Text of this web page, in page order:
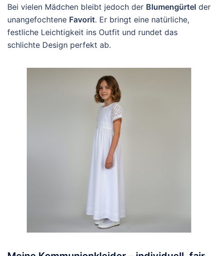
Bei vielen Mädchen bleibt jedoch der Blumengürtel der
unangefochtene Favorit. Er bringt eine natürliche,
festliche Leichtigkeit ins Outfit und rundet das
schlichte Design perfekt ab.